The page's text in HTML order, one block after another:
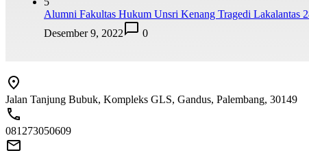
Alumni Fakultas Hukum Unsri Kenang Tragedi Lakalantas
Desember 9, 2022
0
Jalan Tanjung Bubuk, Kompleks GLS, Gandus, Palembang, 30149
081273050609